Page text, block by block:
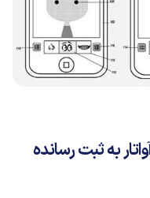
به ثبت رسانده